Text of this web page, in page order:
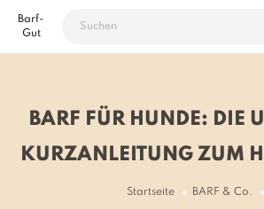
zum
Inhalt
Barf-
Gut
BARF FÜR HUNDE: DIE
KURZANLEITUNG ZUM
Startseite BARF & Co.